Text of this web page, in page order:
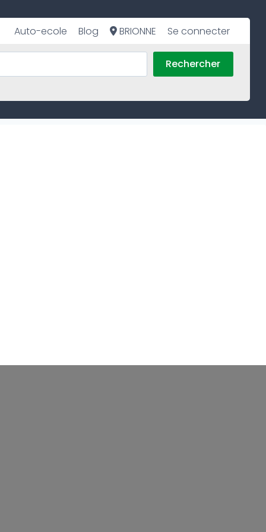
Auto-ecole Blog BRIONNE Se connecter
Rechercher